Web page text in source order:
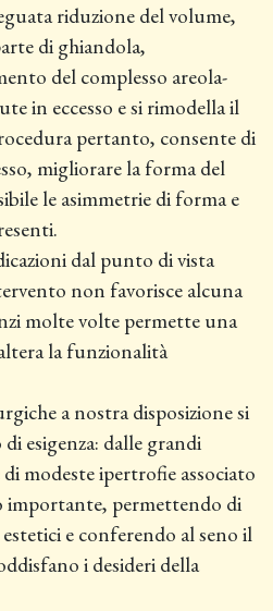
riduzione del volume,
di ghiandola,
del complesso areola-
in eccesso e si rimodella il
pertanto, consente di
migliorare la forma del
le asimmetrie di forma e
dal punto di vista
non favorisce alcuna
molte volte permette una
la funzionalità
a nostra disposizione si
esigenza: dalle grandi
modeste ipertrofie associato
importante, permettendo di
e conferendo al seno il
i desideri della